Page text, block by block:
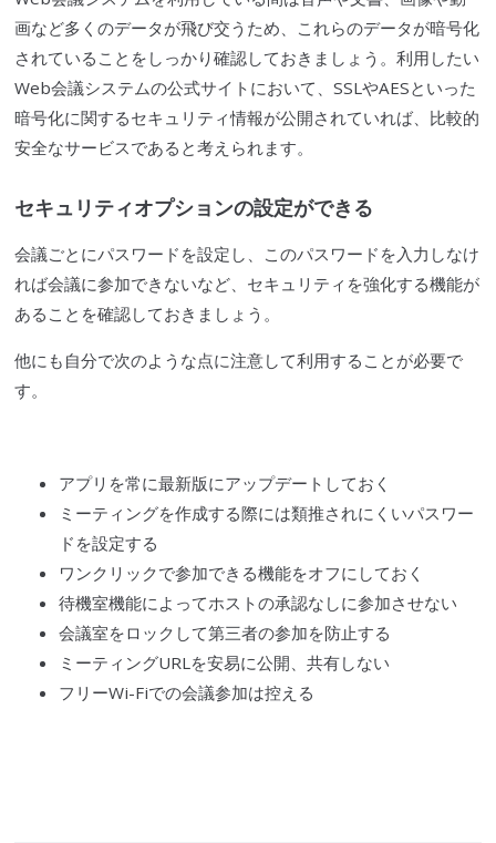
画など多くのデータが飛び交うため、これらのデータが暗号化
されていることをしっかり確認しておきましょう。利用したい
Web会議システムの公式サイトにおいて、SSLやAESといった
暗号化に関するセキュリティ情報が公開されていれば、比較的
安全なサービスであると考えられます。
セキュリティオプションの設定ができる
会議ごとにパスワードを設定し、このパスワードを入力しなけ
れば会議に参加できないなど、セキュリティを強化する機能が
あることを確認しておきましょう。
他にも自分で次のような点に注意して利用することが必要で
す。
アプリを常に最新版にアップデートしておく
ミーティングを作成する際には類推されにくいパスワー
ドを設定する
ワンクリックで参加できる機能をオフにしておく
待機室機能によってホストの承認なしに参加させない
会議室をロックして第三者の参加を防止する
ミーティングURLを安易に公開、共有しない
フリーWi-Fiでの会議参加は控える